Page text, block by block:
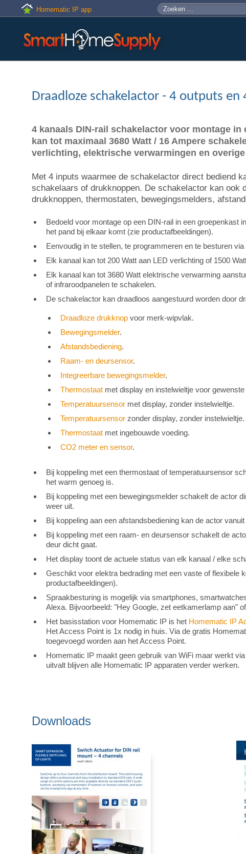
Skip to main content
Homematic IP app Zoekveld
Zoeken
Draadloze schakelactor - 4 outputs en
4 kanaals DIN-rail schakelactor voor montage
kan tot maximaal 3680 Watt / 16 Ampere
verlichting, elektrische verwarmingen en
Met 4 inputs waarmee de schakelactor direct bediend
schakelaars of drukknoppen. De schakelactor kan ook
drukknoppen, thermostaten, bewegingsmelders,
Bedoeld voor montage op een DIN-rail in een groepenkast
het pand bij elkaar komt (zie productafbeeldingen).
Eenvoudig in te stellen, te programmeren en te besturen
Elk kanaal kan tot 200 Watt aan LED verlichting of 1500
Elk kanaal kan tot 3680 Watt elektrische verwarming
of infraroodpanelen te schakelen.
De schakelactor kan draadloos aangestuurd worden door
Draadloze drukknop voor merk-wipvlak.
Bewegingsmelder.
Afstandsbediening.
Raam- en deursensor.
Integreerbare bewegingsmelder.
Thermostaat met display en instelwieltje voor
Temperatuursensor met display, zonder instelwieltje.
Temperatuursensor zonder display, zonder
Thermostaat met ingebouwde voeding.
CO2 meter en sensor.
Bij koppeling met een thermostaat of temperatuursensor
het warm genoeg is.
Bij koppeling met een bewegingsmelder schakelt de actor
weer uit.
Bij koppeling aan een afstandsbediening kan de actor
Bij koppeling met een raam- en deursensor schakelt de
deur dicht gaat.
Het display toont de actuele status van elk kanaal / elke
Geschikt voor elektra bedrading met een vaste of flexibele
productafbeeldingen).
Spraakbesturing is mogelijk via smartphones,
Alexa. Bijvoorbeeld: "Hey Google, zet eetkamerlamp aan"
Het basisstation voor Homematic IP is het Homematic IP
Het Access Point is 1x nodig in huis. Via de gratis
toegevoegd worden aan het Access Point.
Homematic IP maakt geen gebruik van WiFi maar werkt
uitvalt blijven alle Homematic IP apparaten verder werken.
Downloads